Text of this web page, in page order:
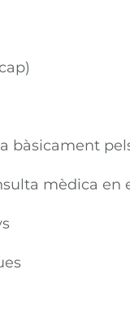
bàsicament
mèdica en